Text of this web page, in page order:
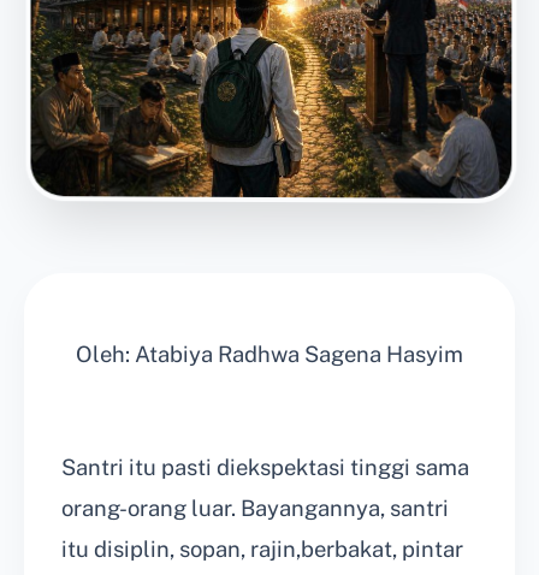
Oleh: Atabiya Radhwa Sagena Hasyim
Santri itu pasti diekspektasi tinggi sama
orang-orang luar. Bayangannya, santri
itu disiplin, sopan, rajin,berbakat, pintar